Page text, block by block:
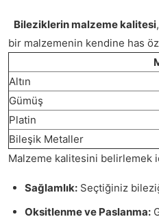
Bileziklerin malzeme kalitesi
bir malzemenin kendine has
Altın
Gümüş
Platin
Bileşik Metaller
Malzeme kalitesini belirlemek
Sağlamlık: Seçtiğiniz
Oksitlenme ve Paslanma: